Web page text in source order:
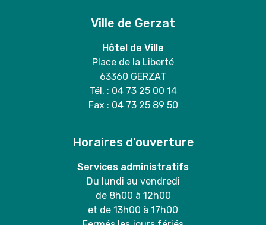
Ville de Gerzat
Hôtel de Ville
Place de la Liberté
63360 GERZAT
Tél. : 04 73 25 00 14
Fax : 04 73 25 89 50
Horaires d’ouverture
Services administratifs
Du lundi au vendredi
de 8h00 à 12h00
et de 13h00 à 17h00